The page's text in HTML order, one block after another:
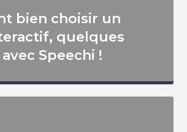
bien choisir un
quelques
Speechi !